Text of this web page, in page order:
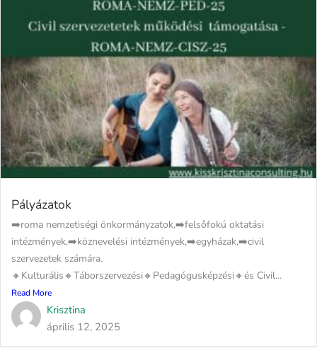
Pályázatok
➡️roma nemzetiségi önkormányzatok,➡️felsőfokú oktatási
intézmények,➡️köznevelési intézmények,➡️egyházak,➡️civil
szervezetek számára.
🔸Kulturális🔸Táborszervezési🔸Pedagógusképzési🔸és Civil...
Read More
Krisztina
április 12, 2025